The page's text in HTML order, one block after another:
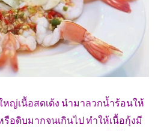
ญ่เนื้อสดเด้ง นำมาลวกน้ำร้อนให้
อดิบมากจนเกินไป ทำให้เนื้อกุ้งมี